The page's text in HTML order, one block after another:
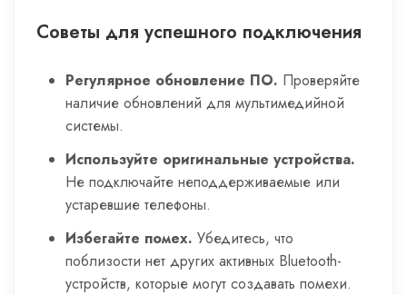
Советы для успешного подключения
Регулярное обновление ПО. Проверяйте
наличие обновлений для мультимедийной
системы.
Используйте оригинальные устройства.
Не подключайте неподдерживаемые или
устаревшие телефоны.
Избегайте помех. Убедитесь, что
поблизости нет других активных Bluetooth-
устройств, которые могут создавать помехи.